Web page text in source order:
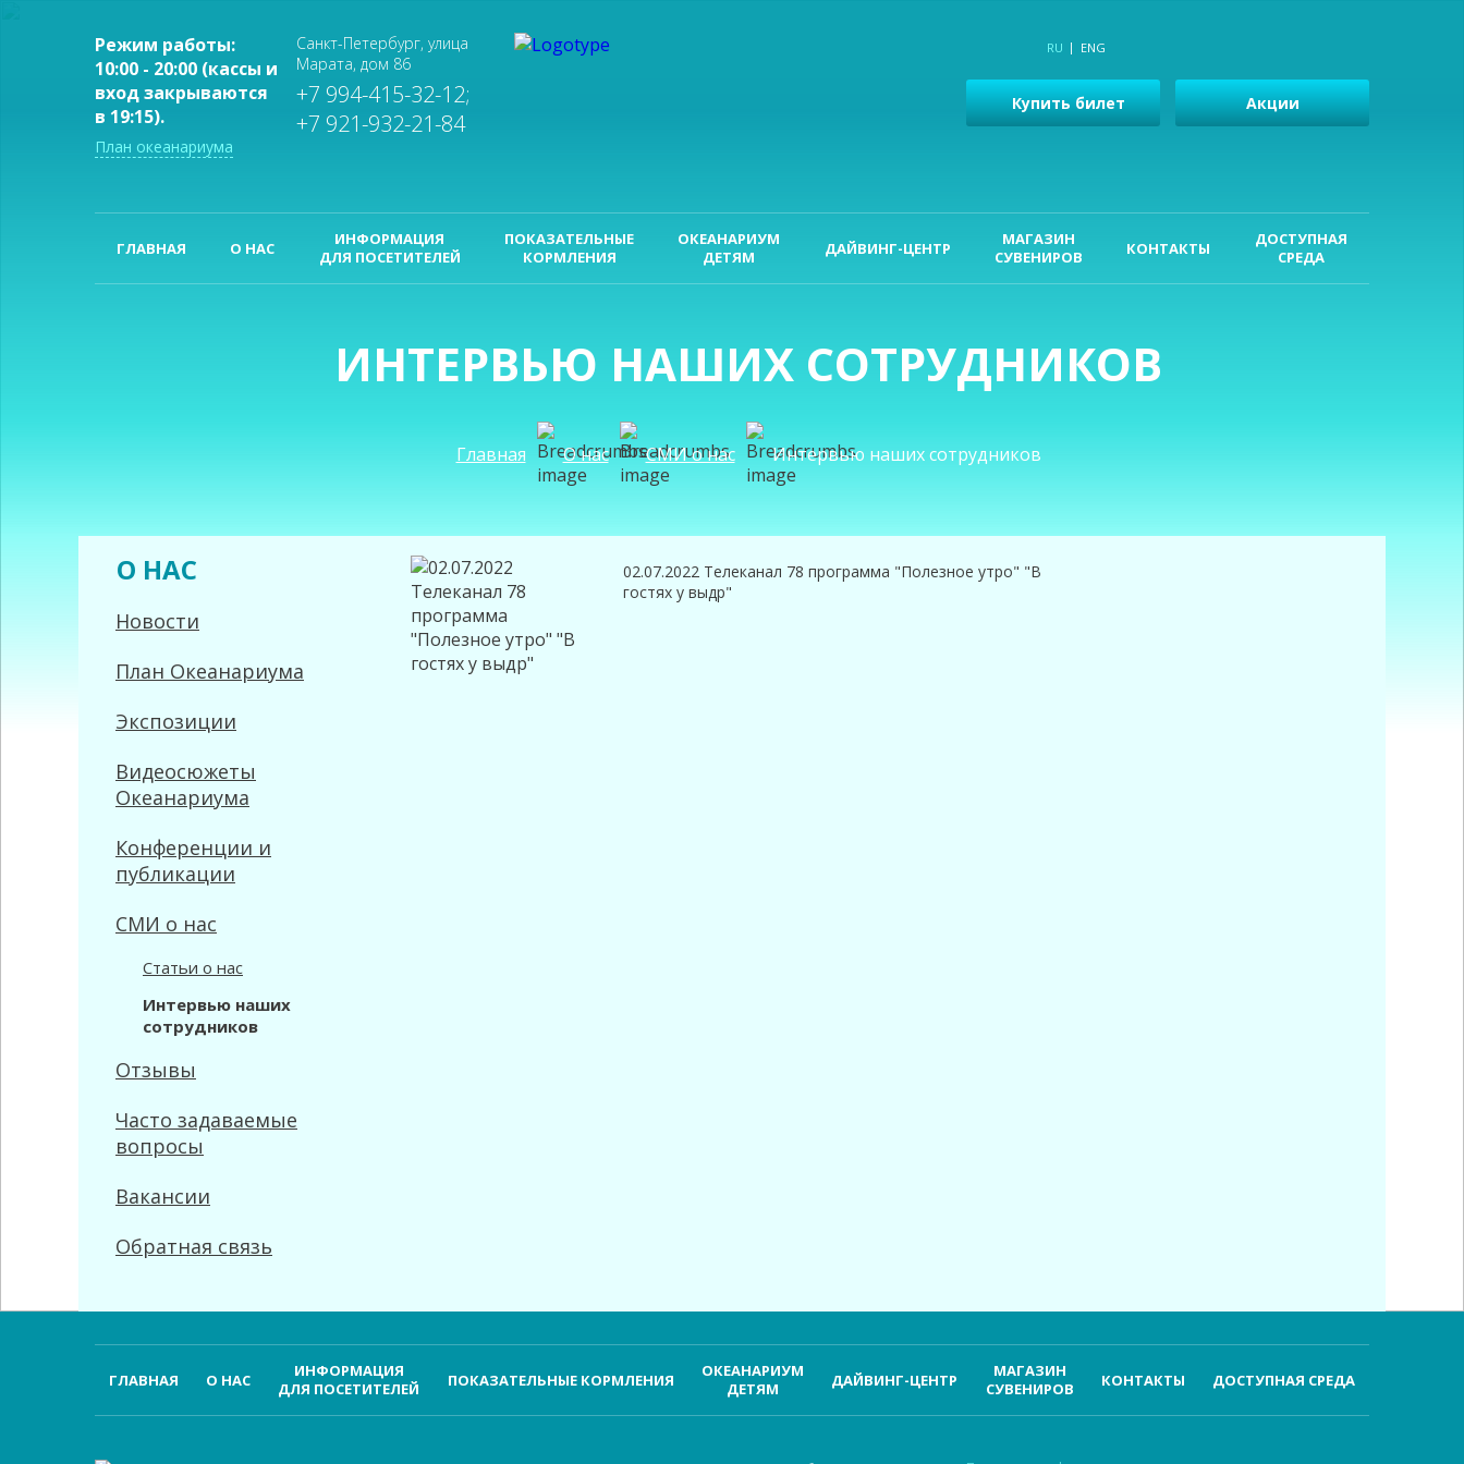
Режим работы:
10:00 - 20:00 (кассы и
вход закрываются
в 19:15).
План океанариума
Санкт-Петербург, улица
Марата, дом 86
+7 994-415-32-12;
+7 921-932-21-84
RU ENG
Купить билет Акции
ГЛАВНАЯ О НАС
ИНФОРМАЦИЯ
ДЛЯ ПОСЕТИТЕЛЕЙ
ПОКАЗАТЕЛЬНЫЕ
КОРМЛЕНИЯ
ОКЕАНАРИУМ
ДЕТЯМ
ДАЙВИНГ-ЦЕНТР
МАГАЗИН
СУВЕНИРОВ
КОНТАКТЫ
ДОСТУПНАЯ
СРЕДА
ИНТЕРВЬЮ НАШИХ СОТРУДНИКОВ
Главная О нас СМИ о нас Интервью наших сотрудников
О НАС
Новости
План Океанариума
Экспозиции
Видеосюжеты
Океанариума
Конференции и
публикации
СМИ о нас
Статьи о нас
Интервью наших
сотрудников
Отзывы
Часто задаваемые
вопросы
Вакансии
Обратная связь
02.07.2022 Телеканал 78 программа "Полезное утро" "В
гостях у выдр"
ГЛАВНАЯ О НАС
ИНФОРМАЦИЯ
ДЛЯ ПОСЕТИТЕЛЕЙ
ПОКАЗАТЕЛЬНЫЕ КОРМЛЕНИЯ
ОКЕАНАРИУМ
ДЕТЯМ
ДАЙВИНГ-ЦЕНТР
МАГАЗИН
СУВЕНИРОВ
КОНТАКТЫ ДОСТУПНАЯ СРЕДА